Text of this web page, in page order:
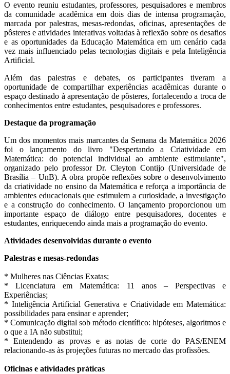
O evento reuniu estudantes, professores, pesquisadores e membros
da comunidade acadêmica em dois dias de intensa programação,
marcada por palestras, mesas-redondas, oficinas, apresentações de
pôsteres e atividades interativas voltadas à reflexão sobre os desafios
e as oportunidades da Educação Matemática em um cenário cada
vez mais influenciado pelas tecnologias digitais e pela Inteligência
Artificial.
Além das palestras e debates, os participantes tiveram a
oportunidade de compartilhar experiências acadêmicas durante o
espaço destinado à apresentação de pôsteres, fortalecendo a troca de
conhecimentos entre estudantes, pesquisadores e professores.
Destaque da programação
Um dos momentos mais marcantes da Semana da Matemática 2026
foi o lançamento do livro "Despertando a Criatividade em
Matemática: do potencial individual ao ambiente estimulante",
organizado pelo professor Dr. Cleyton Contijo (Universidade de
Brasília – UnB). A obra propõe reflexões sobre o desenvolvimento
da criatividade no ensino da Matemática e reforça a importância de
ambientes educacionais que estimulem a curiosidade, a investigação
e a construção do conhecimento. O lançamento proporcionou um
importante espaço de diálogo entre pesquisadores, docentes e
estudantes, enriquecendo ainda mais a programação do evento.
Atividades desenvolvidas durante o evento
Palestras e mesas-redondas
* Mulheres nas Ciências Exatas;
* Licenciatura em Matemática: 11 anos – Perspectivas e
Experiências;
* Inteligência Artificial Generativa e Criatividade em Matemática:
possibilidades para ensinar e aprender;
* Comunicação digital sob método científico: hipóteses, algoritmos e
o que a IA não substitui;
* Entendendo as provas e as notas de corte do PAS/ENEM
relacionando-as às projeções futuras no mercado das profissões.
Oficinas e atividades práticas